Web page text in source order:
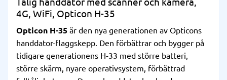
4G, WiFi, Opticon H-35
Opticon H-35 är den nya generationen av Opticons
handdator-flaggskepp. Den förbättrar och bygger på
tidigare generationens H-33 med större batteri,
större skärm, nyare operativsystem, förbättrad